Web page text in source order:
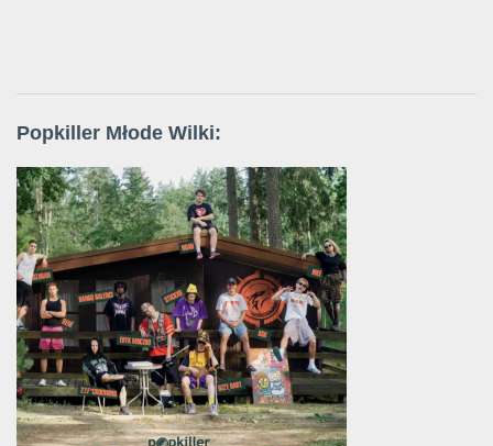
Popkiller Młode Wilki: